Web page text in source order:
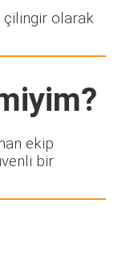
çilingir olarak
ekip
bir